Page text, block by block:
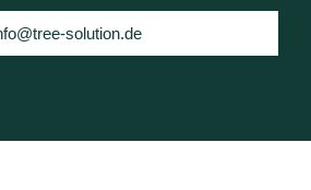
solution.de